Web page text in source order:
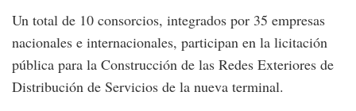
Un total de 10 consorcios, integrados por 35 empresas
nacionales e internacionales, participan en la licitación
pública para la Construcción de las Redes Exteriores de
Distribución de Servicios de la nueva terminal.